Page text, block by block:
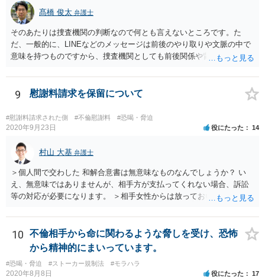
せんから，弁護士に相談して，代わりにやってもらったほうが良いで
しょう。
髙橋 俊太 弁護士
そのあたりは捜査機関の判断なので何とも言えないところです。た
だ、一般的に、LINEなどのメッセージは前後のやり取りや文脈の中で
意味を持つものですから、捜査機関としても前後関係や背景について
9 慰謝料請求を保留について
#慰謝料請求された側 #不倫慰謝料 #恐喝・脅迫
2020年9月23日 役にたった 14
村山 大基 弁護士
＞個人間で交わした 和解合意書は無意味なものなんでしょうか？ い
え、無意味ではありませんが、相手方が支払ってくれない場合、訴訟
等の対応が必要になります。 ＞相手女性からは放っておいたら 慰謝料
謝料請求の取り下げや保留はしない方が良さそうですね。 こちらから
何もしなければ、結局それに近い感じになってしまいます。 取り下げ
たり、保留にするメリットはないと思います。 夫への慰謝料請求等も
含め、対応についてよく考えてみましょう。
10
不倫相手から命に関わるような脅しを受け、恐怖
から精神的にまいっています。
#恐喝・脅迫 #ストーカー規制法 #モラハラ
2020年8月8日 役にたった 17